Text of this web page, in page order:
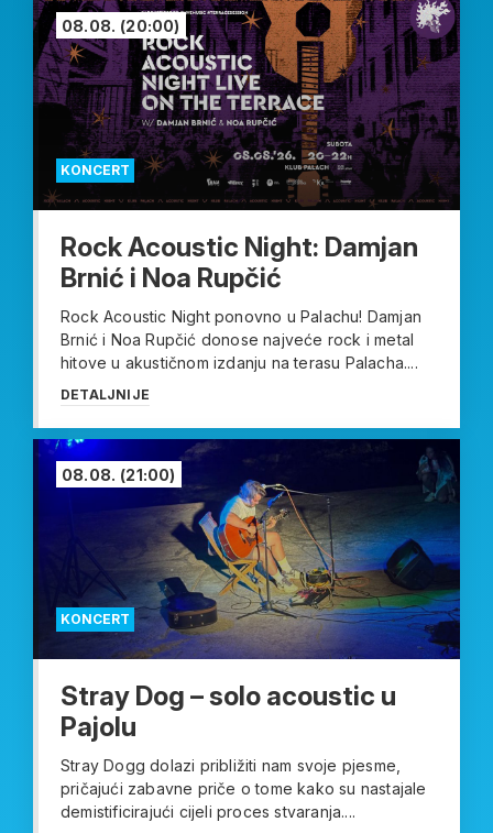
KONCERT
08.08. (20:00)
Rock Acoustic Night: Damjan
Brnić i Noa Rupčić
Rock Acoustic Night ponovno u Palachu! Damjan
Brnić i Noa Rupčić donose najveće rock i metal
hitove u akustičnom izdanju na terasu Palacha....
DETALJNIJE
KONCERT
08.08. (21:00)
Stray Dog – solo acoustic u
Pajolu
Stray Dogg dolazi približiti nam svoje pjesme,
pričajući zabavne priče o tome kako su nastajale
demistificirajući cijeli proces stvaranja....